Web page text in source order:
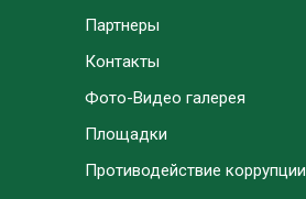
Партнеры
Контакты
Фото-Видео галерея
Площадки
Противодействие коррупции